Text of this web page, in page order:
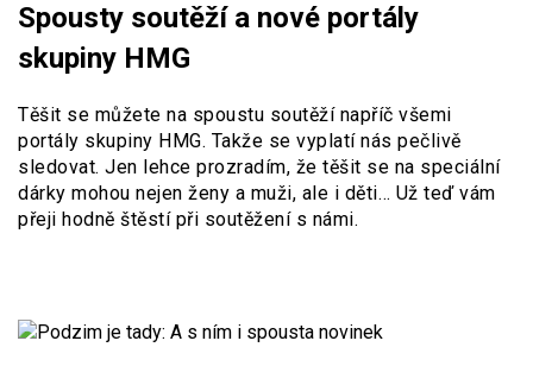
Spousty soutěží a nové portály
skupiny HMG
Těšit se můžete na spoustu soutěží napříč všemi
portály skupiny HMG. Takže se vyplatí nás pečlivě
sledovat. Jen lehce prozradím, že těšit se na speciální
dárky mohou nejen ženy a muži, ale i děti… Už teď vám
přeji hodně štěstí při soutěžení s námi.